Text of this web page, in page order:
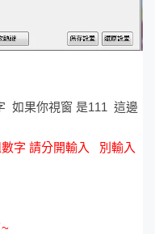
如果你視窗 是111 這邊
字 請分開輸入 別輸入